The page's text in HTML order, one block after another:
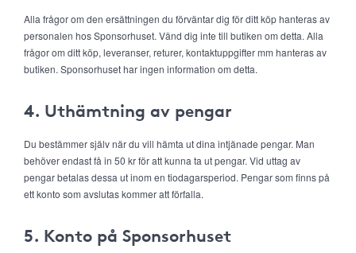
Alla frågor om den ersättningen du förväntar dig för ditt köp hanteras av
personalen hos Sponsorhuset. Vänd dig inte till butiken om detta. Alla
frågor om ditt köp, leveranser, returer, kontaktuppgifter mm hanteras av
butiken. Sponsorhuset har ingen information om detta.
4. Uthämtning av pengar
Du bestämmer själv när du vill hämta ut dina intjänade pengar. Man
behöver endast få in 50 kr för att kunna ta ut pengar. Vid uttag av
pengar betalas dessa ut inom en tiodagarsperiod. Pengar som finns på
ett konto som avslutas kommer att förfalla.
5. Konto på Sponsorhuset